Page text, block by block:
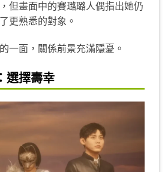
但畫面中的賽璐璐人偶指出她仍
更熟悉的對象。
一面，關係前景充滿隱憂。
選擇壽幸